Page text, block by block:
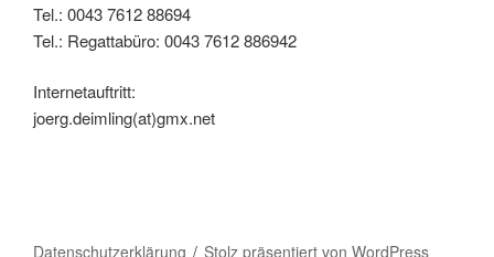
Tel.: 0043 7612 88694
Tel.: Regattabüro: 0043 7612 886942
Internetauftritt:
joerg.deimling(at)gmx.net
Datenschutzerklärung Stolz präsentiert von WordPress